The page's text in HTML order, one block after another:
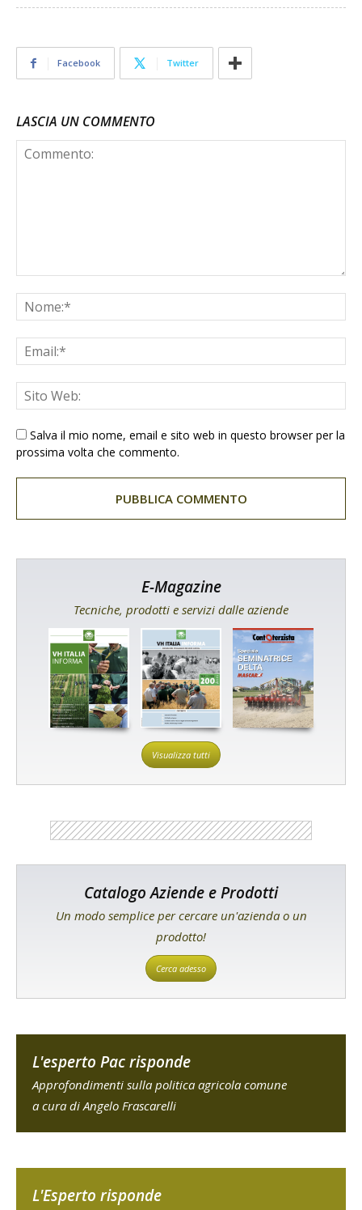
Facebook Twitter
LASCIA UN COMMENTO
Salva il mio nome, email e sito web in questo browser per la
prossima volta che commento.
E-Magazine
Tecniche, prodotti e servizi dalle aziende
Visualizza tutti
Catalogo Aziende e Prodotti
Un modo semplice per cercare un'azienda o un
prodotto!
Cerca adesso
L'esperto Pac risponde
Approfondimenti sulla politica agricola comune
a cura di Angelo Frascarelli
L'Esperto risponde